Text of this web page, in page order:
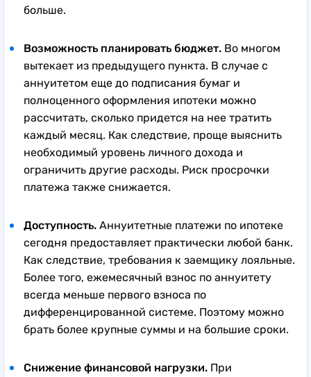
больше.
Возможность планировать бюджет. Во многом
вытекает из предыдущего пункта. В случае с
аннуитетом еще до подписания бумаг и
полноценного оформления ипотеки можно
рассчитать, сколько придется на нее тратить
каждый месяц. Как следствие, проще выяснить
необходимый уровень личного дохода и
ограничить другие расходы. Риск просрочки
платежа также снижается.
Доступность. Аннуитетные платежи по ипотеке
сегодня предоставляет практически любой банк.
Как следствие, требования к заемщику лояльные.
Более того, ежемесячный взнос по аннуитету
всегда меньше первого взноса по
дифференцированной системе. Поэтому можно
брать более крупные суммы и на большие сроки.
Снижение финансовой нагрузки. При